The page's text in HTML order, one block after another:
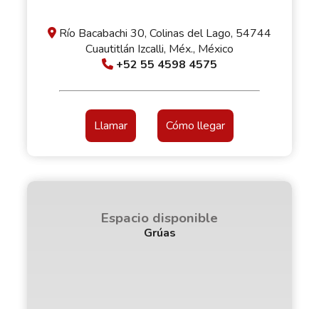
Río Bacabachi 30, Colinas del Lago, 54744
Cuautitlán Izcalli, Méx., México
+52 55 4598 4575
Llamar Cómo llegar
Espacio disponible
Grúas